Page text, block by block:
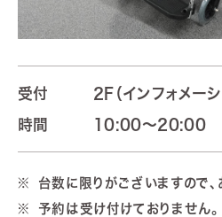
受付 2F（インフォメー
時間 10:00～20:00
台数に限りがございますので、
予約は受け付けておりません。